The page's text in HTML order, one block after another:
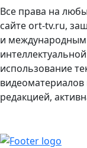
Все права на
сайте ort-tv.ru,
и международным
использование
редакцией,